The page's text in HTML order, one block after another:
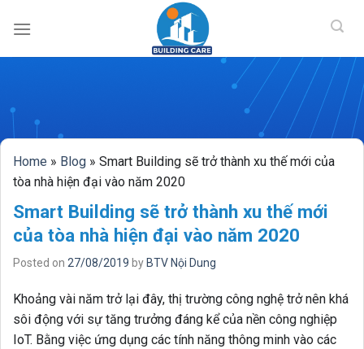
BUILDING
Home » Blog » Smart Building sẽ trở thành xu thế mới của
tòa nhà hiện đại vào năm 2020
Smart Building sẽ trở thành xu thế mới
của tòa nhà hiện đại vào năm 2020
Posted on 27/08/2019 by BTV Nội Dung
Khoảng vài năm trở lại đây, thị trường công nghệ trở nên khá
sôi động với sự tăng trưởng đáng kể của nền công nghiệp
IoT. Bằng việc ứng dụng các tính năng thông minh vào các